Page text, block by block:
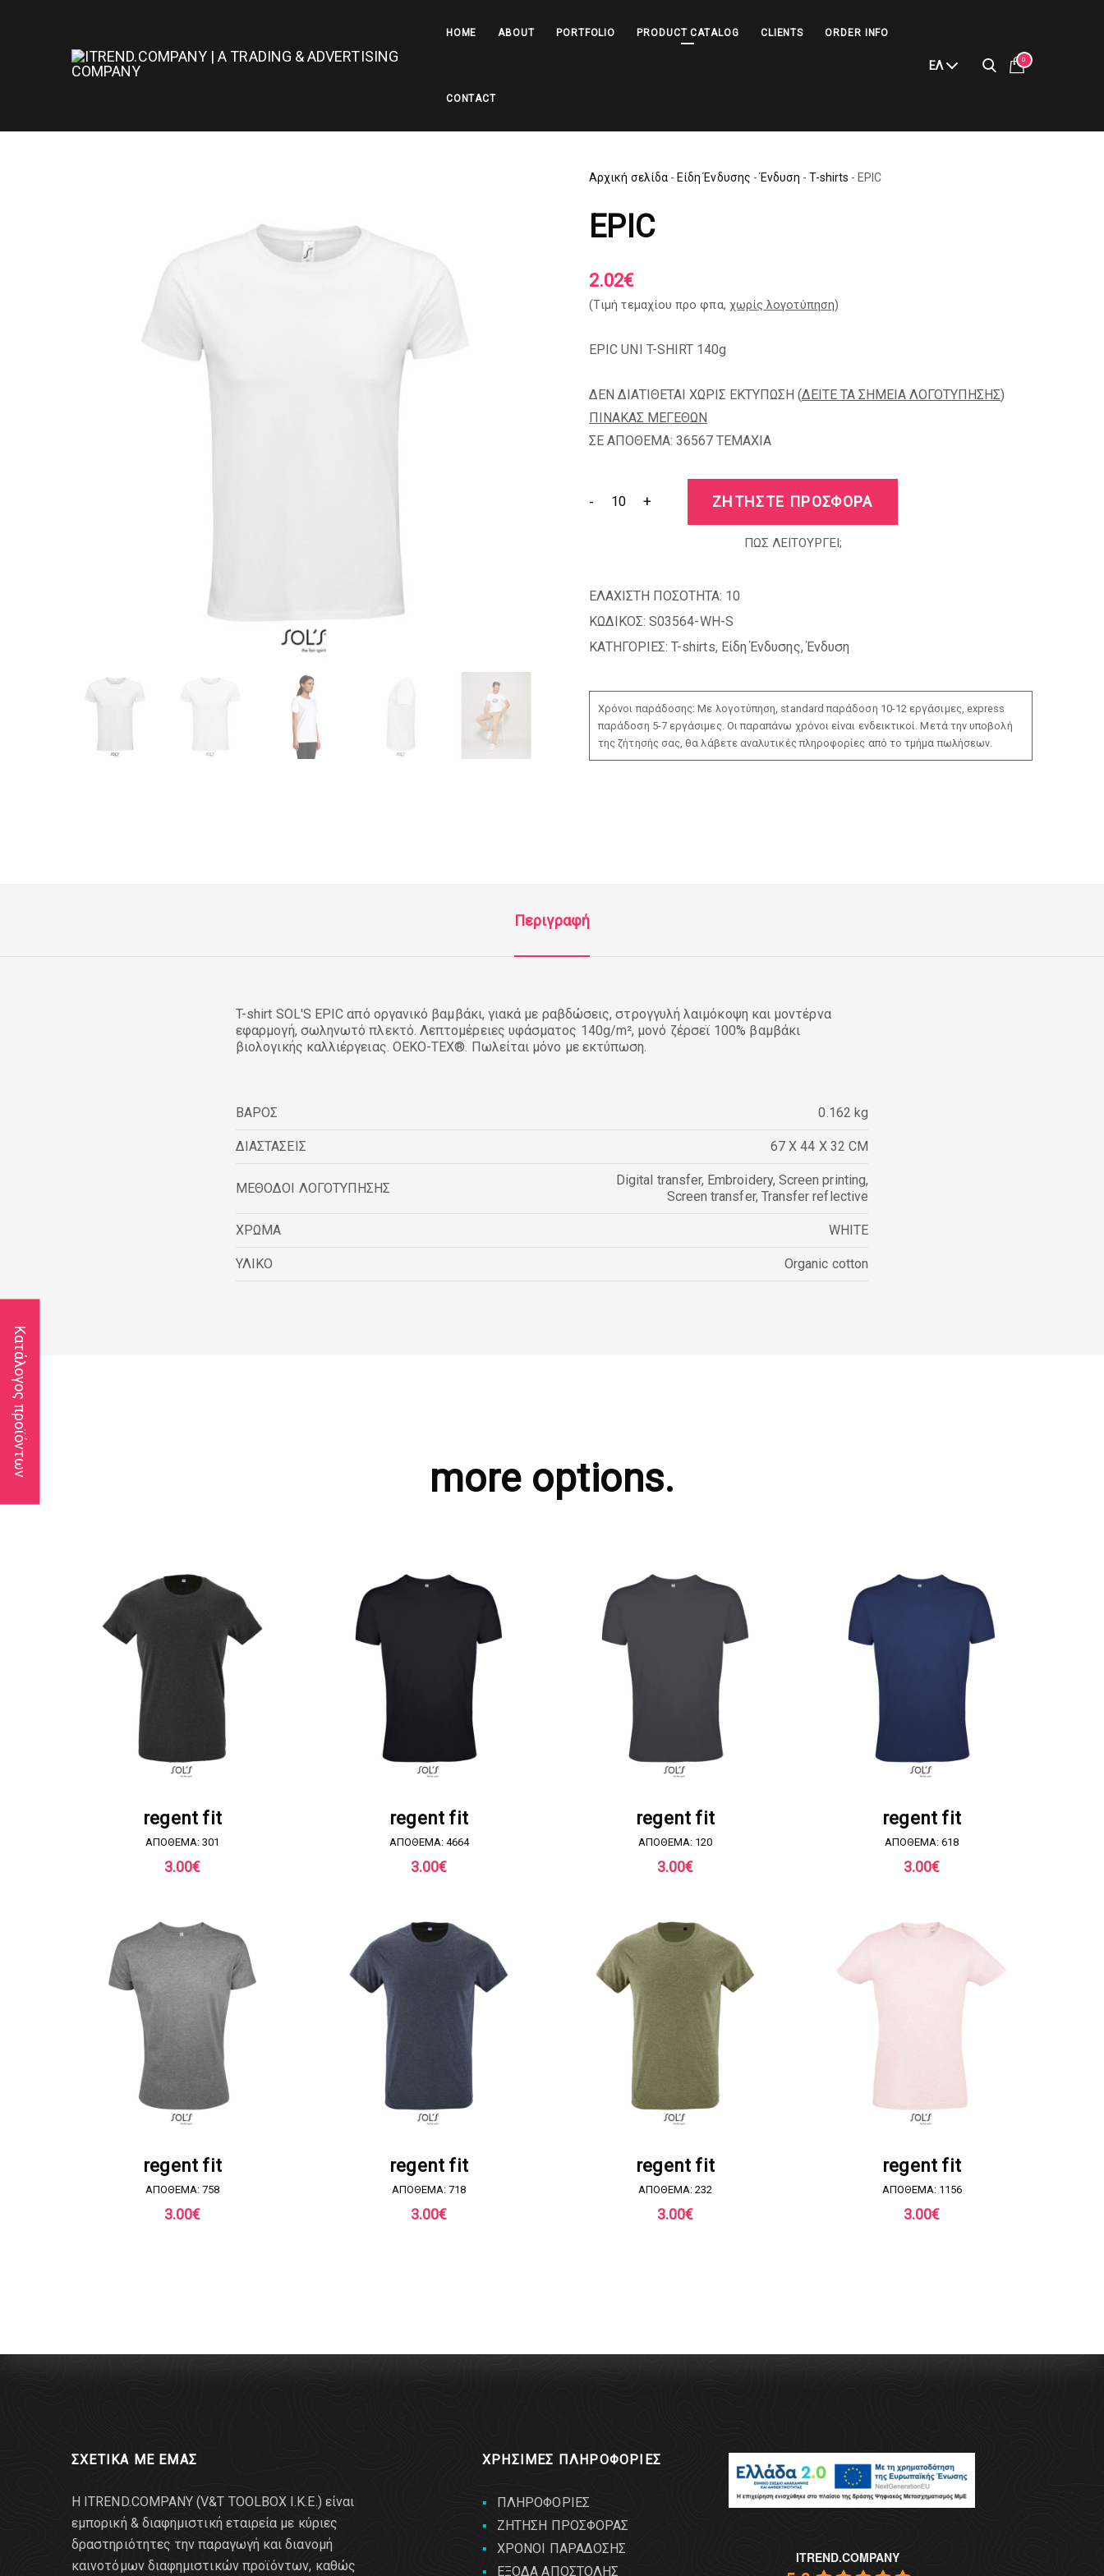
Κατάλογος προϊόντων
HOME ABOUT PORTFOLIO PRODUCT CATALOG CLIENTS ORDER INFO
CONTACT
ΕΛ 0
Αρχική σελίδα - Είδη Ένδυσης - Ένδυση - T-shirts - EPIC
EPIC
2.02€
(Tιμή τεμαχίου προ φπα, χωρίς λογοτύπηση)
EPIC UNI T-SHIRT 140g
ΔΕΝ ΔΙΑΤΙΘΕΤΑΙ ΧΩΡΙΣ ΕΚΤΥΠΩΣΗ (ΔΕΙΤΕ ΤΑ ΣΗΜΕΙΑ ΛΟΓΟΤΥΠΗΣΗΣ)
ΠΙΝΑΚΑΣ ΜΕΓΕΘΩΝ
ΣΕ ΑΠΟΘΕΜΑ: 36567 TEMAXIA
- + ΖΗΤΗΣΤΕ ΠΡΟΣΦΟΡΑ
ΠΩΣ ΛΕΙΤΟΥΡΓΕΙ;
ΕΛΑΧΙΣΤΗ ΠΟΣΟΤΗΤΑ: 10
ΚΩΔΙΚΟΣ: S03564-WH-S
ΚΑΤΗΓΟΡΙΕΣ: T-shirts, Είδη Ένδυσης,Ένδυση
Χρόνοι παράδοσης: Με λογοτύπηση, standard παράδοση 10-12 εργάσιμες, express
παράδοση 5-7 εργάσιμες. Οι παραπάνω χρόνοι είναι ενδεικτικοί. Μετά την υποβολή
της ζήτησής σας, θα λάβετε αναλυτικές πληροφορίες από το τμήμα πωλήσεων.
Περιγραφή
T-shirt SOL'S EPIC από οργανικό βαμβάκι, γιακά με ραβδώσεις, στρογγυλή λαιμόκοψη και μοντέρνα
εφαρμογή, σωληνωτό πλεκτό. Λεπτομέρειες υφάσματος 140g/m², μονό ζέρσεϊ 100% βαμβάκι
βιολογικής καλλιέργειας. OEKO-TEX®. Πωλείται μόνο με εκτύπωση.
ΒΑΡΟΣ 0.162 kg
ΔΙΑΣΤΑΣΕΙΣ 67 X 44 X 32 CM
ΜΕΘΟΔΟΙ ΛΟΓΟΤΥΠΗΣΗΣ
Digital transfer, Embroidery, Screen printing,
Screen transfer, Transfer reflective
ΧΡΩΜΑ WHITE
ΥΛΙΚΟ Organic cotton
more options.
ΖΗΤΗΣΤΕ ΠΡΟΣΦΟΡΑ
regent fit
ΑΠΟΘΕΜΑ: 301
3.00€
ΖΗΤΗΣΤΕ ΠΡΟΣΦΟΡΑ
regent fit
ΑΠΟΘΕΜΑ: 4664
3.00€
ΖΗΤΗΣΤΕ ΠΡΟΣΦΟΡΑ
regent fit
ΑΠΟΘΕΜΑ: 120
3.00€
ΖΗΤΗΣΤΕ ΠΡΟΣΦΟΡΑ
regent fit
ΑΠΟΘΕΜΑ: 618
3.00€
ΖΗΤΗΣΤΕ ΠΡΟΣΦΟΡΑ
regent fit
ΑΠΟΘΕΜΑ: 758
3.00€
ΖΗΤΗΣΤΕ ΠΡΟΣΦΟΡΑ
regent fit
ΑΠΟΘΕΜΑ: 718
3.00€
ΖΗΤΗΣΤΕ ΠΡΟΣΦΟΡΑ
regent fit
ΑΠΟΘΕΜΑ: 232
3.00€
ΖΗΤΗΣΤΕ ΠΡΟΣΦΟΡΑ
regent fit
ΑΠΟΘΕΜΑ: 1156
3.00€
ΣΧΕΤΙΚΑ ΜΕ ΕΜΑΣ
Η ITREND.COMPANY (V&T TOOLBOX Ι.Κ.Ε.) είναι
εμπορική & διαφημιστική εταιρεία με κύριες
δραστηριότητες την παραγωγή και διανομή
καινοτόμων διαφημιστικών προϊόντων, καθώς
ΧΡΗΣΙΜΕΣ ΠΛΗΡΟΦΟΡΙΕΣ
ΠΛΗΡΟΦΟΡΙΕΣ
ΖΗΤΗΣΗ ΠΡΟΣΦΟΡΑΣ
ΧΡΟΝΟΙ ΠΑΡΑΔΟΣΗΣ
ΕΞΟΔΑ ΑΠΟΣΤΟΛΗΣ
ITREND.COMPANY